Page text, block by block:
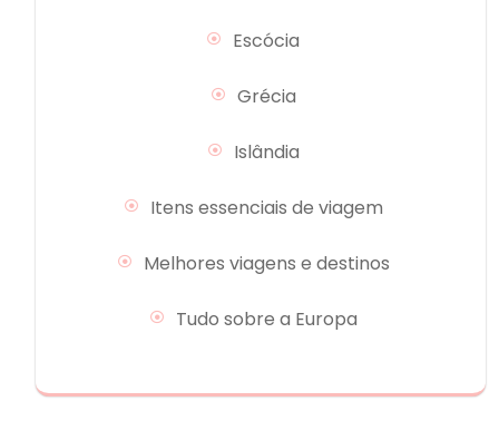
Escócia
Grécia
Islândia
Itens essenciais de viagem
Melhores viagens e destinos
Tudo sobre a Europa